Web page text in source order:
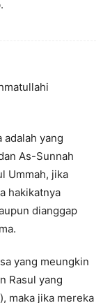
adalah yang
As-Sunnah
Ummah, jika
hakikatnya
dianggap
yang meungkin
Rasul yang
maka jika mereka